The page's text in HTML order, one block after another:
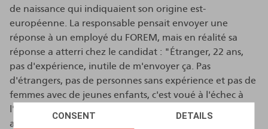
CONSENT DETAILS
de naissance qui indiquaient son origine est-
européenne. La responsable pensait envoyer une
réponse à un employé du FOREM, mais en réalité sa
réponse a atterri chez le candidat : "Étranger, 22 ans,
pas d'expérience, inutile de m'envoyer ça. Pas
d'étrangers, pas de personnes sans expérience et pas de
femmes avec de jeunes enfants, c'est voué à l'échec à
l'avance". Dans ce cas, une (seule) discrimination raciale
a été reconnue. Si la personne qui a envoyé son CV